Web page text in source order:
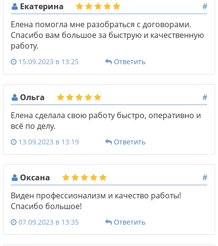
Екатерина
#
Елена помогла мне разобраться с договорами.
Спасибо вам большое за быструю и качественную
работу.
15.09.2023 в 13:25 Ответить
Ольга
#
Елена сделала свою работу быстро, оперативно и
всё по делу.
13.09.2023 в 13:19 Ответить
Оксана
#
Виден профессионализм и качество работы!
Спасибо большое!
07.09.2023 в 13:35 Ответить